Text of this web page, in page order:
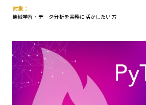
対象：
機械学習・データ分析を実務に活かしたい方